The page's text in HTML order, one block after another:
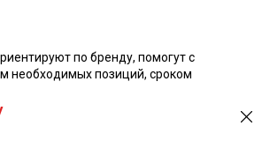
по бренду, помогут с
необходимых позиций, сроком